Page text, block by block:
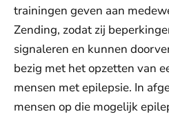
trainingen geven aan
Zending, zodat zij
signaleren en kunnen
bezig met het opzetten van
mensen met epilepsie. In
mensen op die mogelijk